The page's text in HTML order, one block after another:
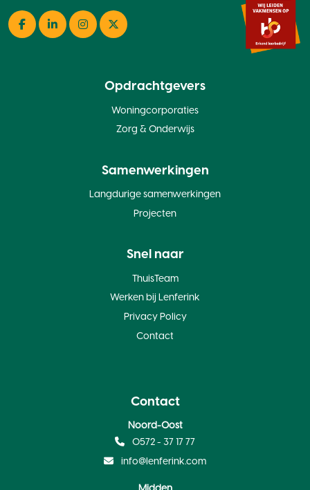
Facebook
LinkedInInstagramTwitter
Opdrachtgevers
Woningcorporaties
Zorg & Onderwijs
Samenwerkingen
Langdurige samenwerkingen
Projecten
Snel naar
ThuisTeam
Werken bij Lenferink
Privacy Policy
Contact
Contact
Noord-Oost
0572 - 37 17 77
info@lenferink.com